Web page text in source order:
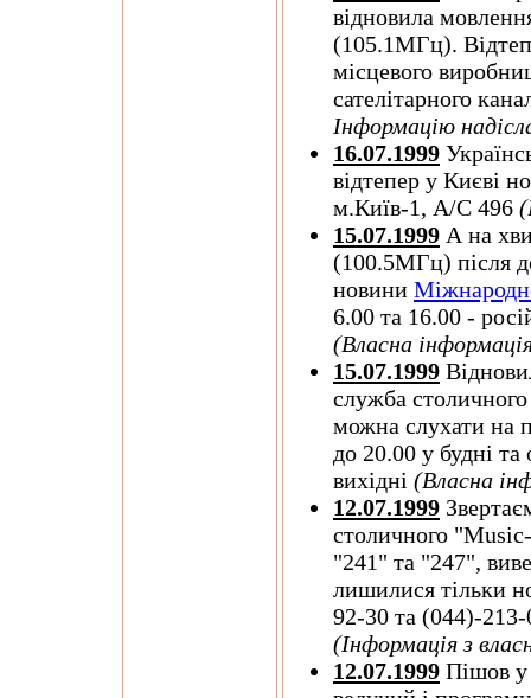
відновила
(105.1МГц).
місцевого
сателітарного
Інформацію
16.07.1999
відтепер у Києві
м.Київ-1, А/С 496
15.07.1999 А на
(100.5МГц) після
новини
6.00 та 16.00 -
(Власна
15.07.1999
служба
можна слухати на
до 20.00 у будні
вихідні (Власна
12.07.1999
столичного
"241" та "247",
лишилися тільки
92-30 та (044)-
(Інформація з
12.07.1999 Пішов у